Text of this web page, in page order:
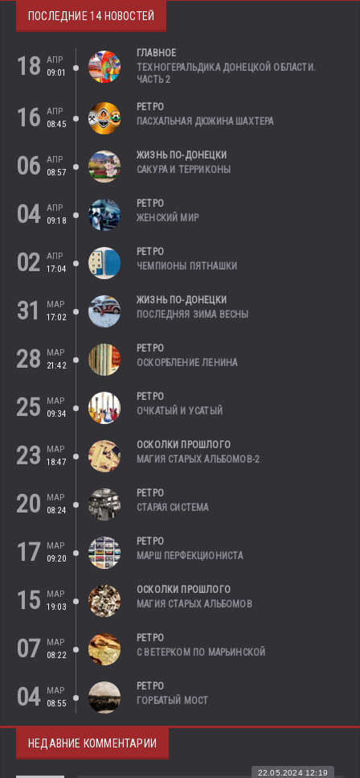
ПОСЛЕДНИЕ 14 НОВОСТЕЙ
18
АПР
09:01
ГЛАВНОЕ
ТЕХНОГЕРАЛЬДИКА ДОНЕЦКОЙ ОБЛАСТИ.
ЧАСТЬ 2
16
АПР
08:45
РЕТРО
ПАСХАЛЬНАЯ ДЮЖИНА ШАХТЕРА
06
АПР
08:57
ЖИЗНЬ ПО-ДОНЕЦКИ
САКУРА И ТЕРРИКОНЫ
04 АПР
09:18
РЕТРО
ЖЕНСКИЙ МИР
02
АПР
17:04
РЕТРО
ЧЕМПИОНЫ ПЯТНАШКИ
31
МАР
17:02
ЖИЗНЬ ПО-ДОНЕЦКИ
ПОСЛЕДНЯЯ ЗИМА ВЕСНЫ
28
МАР
21:42
РЕТРО
ОСКОРБЛЕНИЕ ЛЕНИНА
25
МАР
09:34
РЕТРО
ОЧКАТЫЙ И УСАТЫЙ
23
МАР
18:47
ОСКОЛКИ ПРОШЛОГО
МАГИЯ СТАРЫХ АЛЬБОМОВ-2
20
МАР
08:24
РЕТРО
СТАРАЯ СИСТЕМА
17
МАР
09:20
РЕТРО
МАРШ ПЕРФЕКЦИОНИСТА
15
МАР
19:03
ОСКОЛКИ ПРОШЛОГО
МАГИЯ СТАРЫХ АЛЬБОМОВ
07
МАР
08:22
РЕТРО
С ВЕТЕРКОМ ПО МАРЬИНСКОЙ
04
МАР
08:55
РЕТРО
ГОРБАТЫЙ МОСТ
НЕДАВНИЕ КОММЕНТАРИИ
22.05.2024 12:19